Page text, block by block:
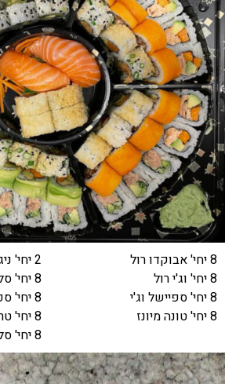
2 יחי' ניגירי סלמון
8 יחי' סלמון רול
8 יחי' ספייסי סלמון
8 יחי' טריאקי רול
8 יחי' סלמון סקין
8 יחי' אבוקדו רול
8 יחי' וג'י רול
8 יחי' ספיישל וג'י
8 יחי' טונה מיונז